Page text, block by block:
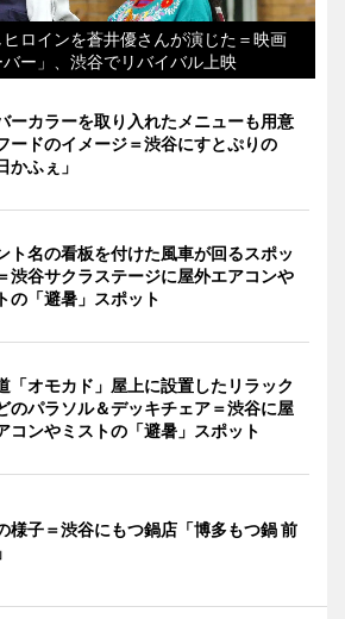
ロインを蒼井優さんが演じた＝映画
バー」、渋谷でリバイバル上映
ーカラーを取り入れたメニューも用意
ードのイメージ＝渋谷にすとぷりの
かふぇ」
ト名の看板を付けた風車が回るスポッ
渋谷サクラステージに屋外エアコンや
の「避暑」スポット
「オモカド」屋上に設置したリラック
のパラソル＆デッキチェア＝渋谷に屋
コンやミストの「避暑」スポット
様子＝渋谷にもつ鍋店「博多もつ鍋 前